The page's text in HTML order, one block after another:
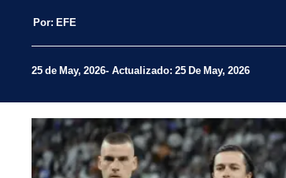
Por: EFE
25 de May, 2026 Actualizado: 25 De May, 2026